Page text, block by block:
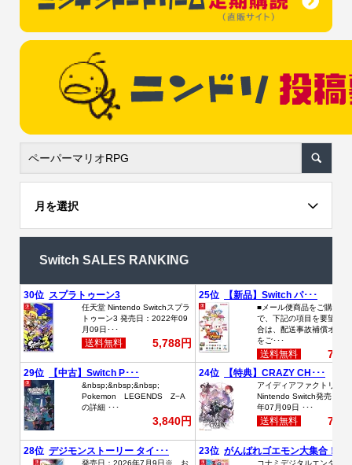
月を選択
Switch SALES RANKING